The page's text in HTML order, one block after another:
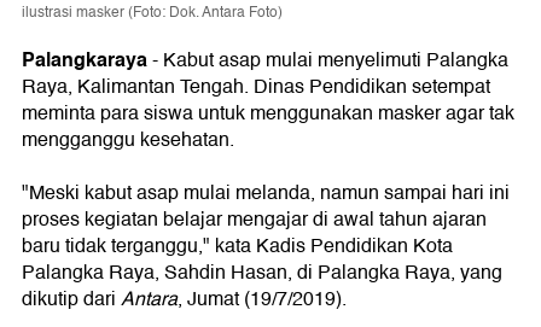
ilustrasi masker (Foto: Dok. Antara Foto)
Palangkaraya-Kabut asap mulai menyelimuti Palangka
Raya, Kalimantan Tengah. Dinas Pendidikan setempat
meminta para siswa untuk menggunakan masker agar tak
mengganggu kesehatan.
"Meski kabut asap mulai melanda, namun sampai hari ini
proses kegiatan belajar mengajar di awal tahun ajaran
baru tidak terganggu," kata Kadis Pendidikan Kota
Palangka Raya, Sahdin Hasan, di Palangka Raya, yang
dikutip dariAntara, Jumat (19/7/2019).